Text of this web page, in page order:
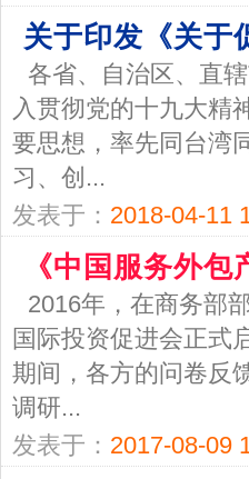
关于印发《关于
各省、自治区、直
入贯彻党的十九大精
要思想，率先同台湾
习、创...
发表于： 2018-04-11
《中国服务外
2016年，在商务部
国际投资促进会正式
期间，各方的问卷反
调研...
发表于： 2017-08-09